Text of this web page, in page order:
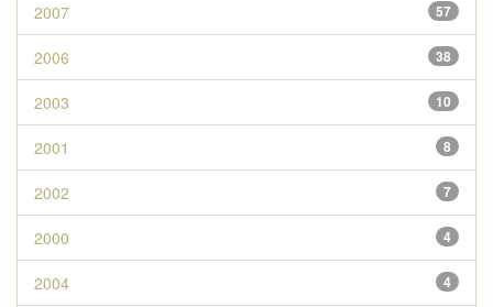
57
2007
38
2006
10
2003
8
2001
7
2002
4
2000
4
2004